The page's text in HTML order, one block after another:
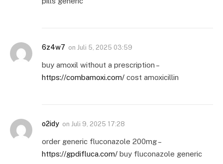
6z4w7 on Juli 5, 2025 03:59
buy amoxil without a prescription –
https://combamoxi.com/ cost amoxicillin
o2idy on Juli 9, 2025 17:28
order generic fluconazole 200mg –
https://gpdifluca.com/ buy fluconazole generic